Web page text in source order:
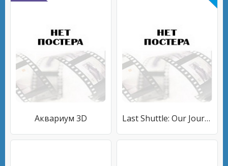
Аквариум 3D Last Shuttle: Our Journey